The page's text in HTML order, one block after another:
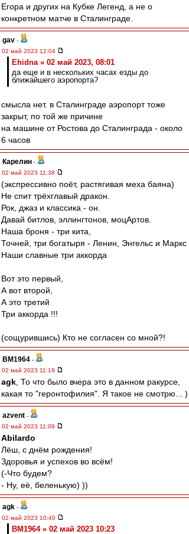
Егора и других на Кубке Легенд, а не о
конкретном матче в Сталинграде.
gav -
02 май 2023 12:04
Ehidna » 02 май 2023, 08:01
да еще и в нескольких часах езды до
ближайшего аэропорта?
смысла нет. в Сталинграде аэропорт тоже
закрыт, по той же причине
на машине от Ростова до Сталинграда - около
6 часов
Карелин -
02 май 2023 11:38
(экспрессивно поёт, растягивая меха баяна)
Не спит трёхглавый дракон.
Рок, джаз и классика - он.
Давай битлов, эллингтонов, моцАртов.
Наша броня - три кита,
Точней, три богатыря - Ленин, Энгельс и Маркс
Наши славные три аккорда
Вот это первый,
А вот второй,
А это третий
Три аккорда !!!
(сощурившись) Кто не согласен со мной?!
BM1964 -
02 май 2023 11:19
agk , То что было вчера это в данном ракурсе,
какая то "геронтофилия". Я такое не смотрю... )
azvent -
02 май 2023 11:09
Abilardo
Лёш, с днём рождения!
Здоровья и успехов во всём!
(-Что будем?
- Ну, её, беленькую) ))
agk -
02 май 2023 10:40
BM1964 » 02 май 2023 10:23